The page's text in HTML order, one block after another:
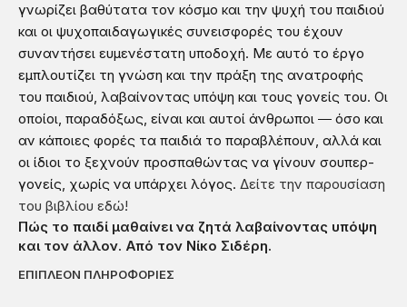
γνωρίζει βαθύτατα τον κόσμο και την ψυχή του παιδιού
και οι ψυχοπαιδαγωγικές συνεισφορές του έχουν
συναντήσει ευμενέστατη υποδοχή. Με αυτό το έργο
εμπλουτίζει τη γνώση και την πράξη της ανατροφής
του παιδιού, λαβαίνοντας υπόψη και τους γονείς του. Οι
οποίοι, παραδόξως, είναι και αυτοί άνθρωποι ― όσο και
αν κάποιες φορές τα παιδιά το παραβλέπουν, αλλά και
οι ίδιοι το ξεχνούν προσπαθώντας να γίνουν σουπερ-
γονείς, χωρίς να υπάρχει λόγος. Δείτε την παρουσίαση
του βιβλίου εδώ!
Πώς το παιδί μαθαίνει να ζητά λαβαίνοντας υπόψη
και τον άλλον. Από τον Νίκο Σιδέρη.
ΕΠΙΠΛΈΟΝ ΠΛΗΡΟΦΟΡΊΕΣ